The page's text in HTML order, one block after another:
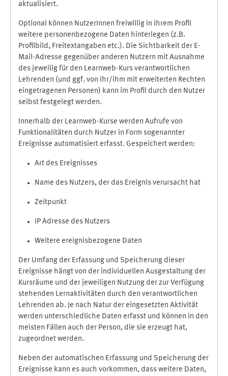
aktualisiert.
Optional können NutzerInnen freiwillig in ihrem Profil
weitere personenbezogene Daten hinterlegen (z.B.
Profilbild, Freitextangaben etc.). Die Sichtbarkeit der E-
Mail-Adresse gegenüber anderen Nutzern mit Ausnahme
des jeweilig für den Learnweb-Kurs verantwortlichen
Lehrenden (und ggf. von ihr/ihm mit erweiterten Rechten
eingetragenen Personen) kann im Profil durch den Nutzer
selbst festgelegt werden.
Innerhalb der Learnweb-Kurse werden Aufrufe von
Funktionalitäten durch Nutzer in Form sogenannter
Ereignisse automatisiert erfasst. Gespeichert werden:
Art des Ereignisses
Name des Nutzers, der das Ereignis verursacht hat
Zeitpunkt
IP Adresse des Nutzers
Weitere ereignisbezogene Daten
Der Umfang der Erfassung und Speicherung dieser
Ereignisse hängt von der individuellen Ausgestaltung der
Kursräume und der jeweiligen Nutzung der zur Verfügung
stehenden Lernaktivitäten durch den verantwortlichen
Lehrenden ab. Je nach Natur der eingesetzten Aktivität
werden unterschiedliche Daten erfasst und können in den
meisten Fällen auch der Person, die sie erzeugt hat,
zugeordnet werden.
Neben der automatischen Erfassung und Speicherung der
Ereignisse kann es auch vorkommen, dass weitere Daten,